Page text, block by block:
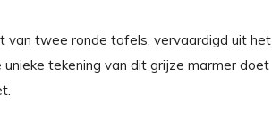
van twee ronde tafels, vervaardigd uit het
tekening van dit grijze marmer doet